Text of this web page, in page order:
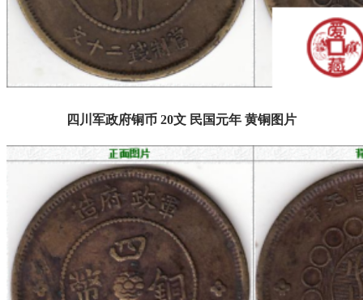
四川军政府铜币 20文 民国元年 黄铜图片